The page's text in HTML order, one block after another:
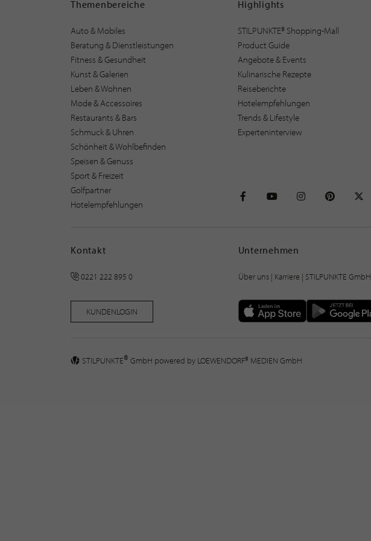
Themenbereiche
Auto & Mobiles
Beratung & Dienstleistungen
Fitness & Gesundheit
Kunst & Galerien
Leben & Wohnen
Mode & Accessoires
Restaurants & Bars
Schmuck & Uhren
Schönheit & Wohlbefinden
Speisen & Genuss
Sport & Freizeit
Golfpartner
Hotelempfehlungen
Highlights
STILPUNKTE® Shopping-Mall
Product Guide
Angebote & Events
Kulinarische Rezepte
Reiseberichte
Hotelempfehlungen
Trends & Lifestyle
Experteninterview
Kontakt
0221 222 895 0
KUNDENLOGIN
Unternehmen
Über uns| Karriere | STILPUNKTE GmbH
STILPUNKTE® GmbH powered by LOEWENDORF® MEDIEN GmbH